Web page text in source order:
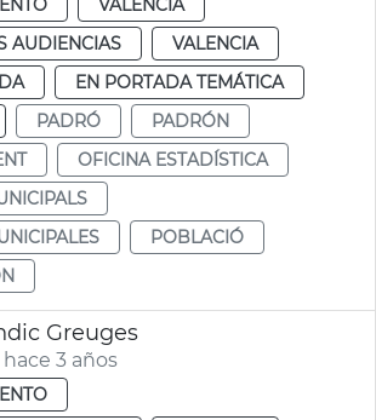
AUDIENCIAS
VALENCIA
EN PORTADA TEMÁTICA
PADRÓ
PADRÓN
OFICINA ESTADÍSTICA
POBLACIÓ
Greuges
3 años